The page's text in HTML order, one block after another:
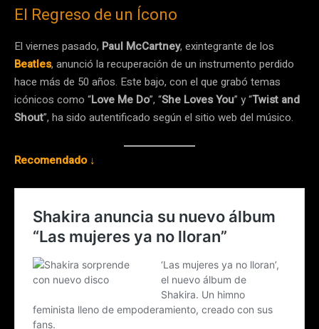
El Regreso de un Ícono
El viernes pasado, Paul McCartney, exintegrante de los
Beatles, anunció la recuperación de un instrumento perdido
hace más de 50 años. Este bajo, con el que grabó temas
icónicos como “Love Me Do”, “She Loves You” y “Twist and
Shout”, ha sido autentificado según el sitio web del músico.
Recomendado ↓